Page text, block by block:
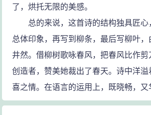
了，烘托无限的美感。
总的来说，这首诗的结构独具匠心
总体印象，再写到柳条，最后写柳叶
井然。借柳树歌咏春风，把春风比作剪
创造者，赞美她裁出了春天。诗中洋
喜之情。在语言的运用上，既晓畅，又